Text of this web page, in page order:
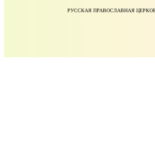
РУССКАЯ ПРАВОСЛАВНАЯ